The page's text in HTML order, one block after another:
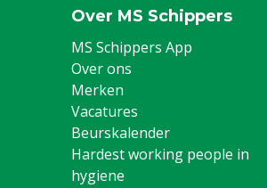
Over MS Schippers
MS Schippers App
Over ons
Merken
Vacatures
Beurskalender
Hardest working people in
hygiene